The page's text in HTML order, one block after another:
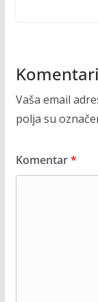
Vaša email
polja su
Komentar*